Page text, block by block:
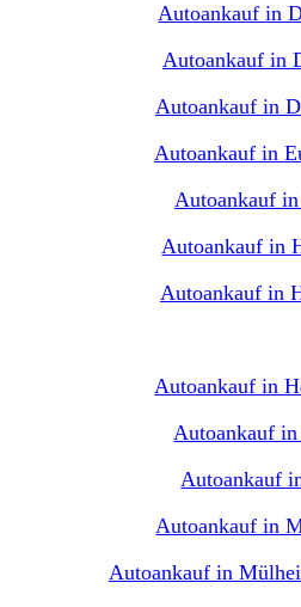
Autoankauf in
Autoankauf in
Autoankauf in
Autoankauf in
Autoankauf
Autoankauf in
Autoankauf in
Autoankauf in
Autoankauf in
Autoankauf
Autoankauf in
Autoankauf in